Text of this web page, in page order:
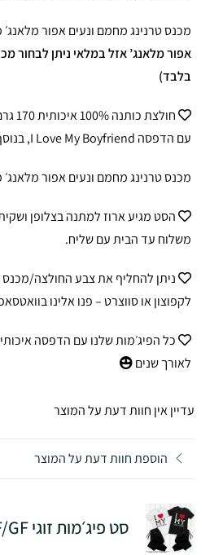
מכנס טרנינג מחמם ונעים אפור
אפור מלאנג’ אזל במלאי ניתן לבחור
בלבד)
עם הדפסה I Love My Boyfriend, בנוסף
מכנס טרנינג מחמם ונעים אפור
הסט מגיע ארוז למתנה בצלופן
משלוח עד הבית עם שליח.
ניתן להחליף את צבע החולצה/מכנס
לקפוצון או סווצרט – פנו אלינו
כל הפיג׳מות שלנו עם הדפסה
לאורך שנים
עדיין אין חוות דעת על המוצר
הוספת חוות דעת על המוצר
סט פיג׳מות זוגי I Love my BF/GF